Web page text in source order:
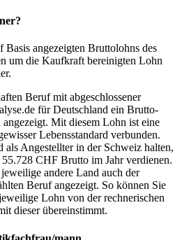
Basis angezeigten Bruttolohns des
um die Kaufkraft bereinigten Lohn
Beruf mit abgeschlossener
für Deutschland ein Brutto-
Mit diesem Lohn ist eine
Lebensstandard verbunden.
als Angestellter in der Schweiz halten,
55.728 CHF Brutto im Jahr verdienen.
andere Land auch der
Beruf angezeigt. So können Sie
Lohn von der rechnerischen
dieser übereinstimmt.